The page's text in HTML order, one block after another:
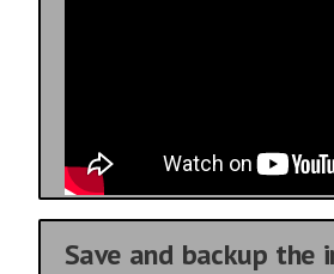
Save and backup the